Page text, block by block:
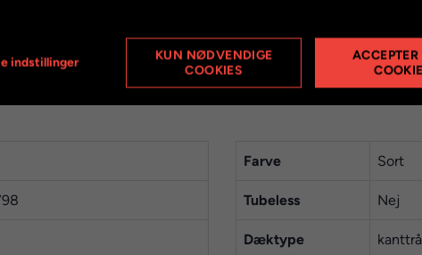
Farve Sort
Tubeless Nej
Dæktype
indstillinger
KUN NØDVENDIGE
COOKIES